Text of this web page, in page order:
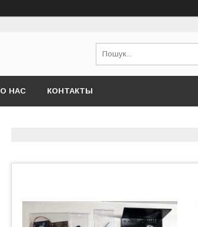
О НАС КОНТАКТЫ